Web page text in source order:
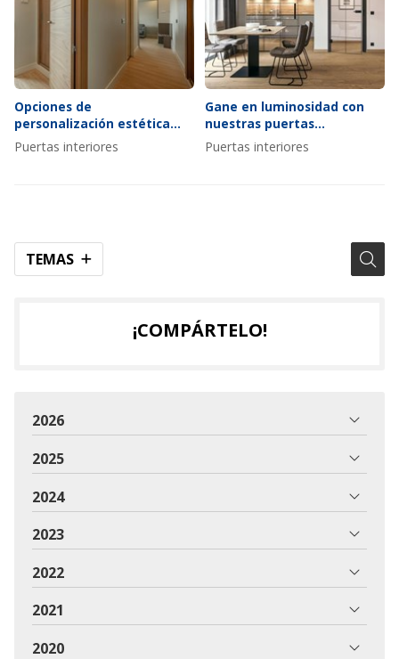
TEMAS
Opciones de
personalización estética
para puertas de interior
Puertas interiores
Gane en luminosidad con
nuestras puertas
acristaladas
Puertas interiores
¡COMPÁRTELO!
2026
2025
2024
2023
2022
2021
2020